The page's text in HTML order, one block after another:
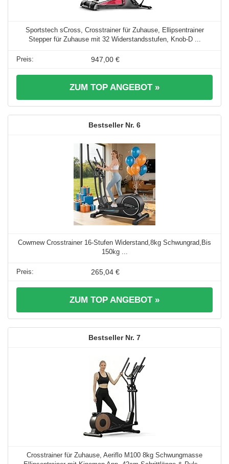
Sportstech sCross, Crosstrainer für Zuhause, Ellipsentrainer
Stepper für Zuhause mit 32 Widerstandsstufen, Knob-D ...
947,00 €
ZUM TOP ANGEBOT »
6
Cowmew Crosstrainer 16-Stufen Widerstand,8kg Schwungrad,Bis
150kg ...
265,04 €
ZUM TOP ANGEBOT »
7
Crosstrainer für Zuhause, Aeriflo M100 8kg Schwungmasse